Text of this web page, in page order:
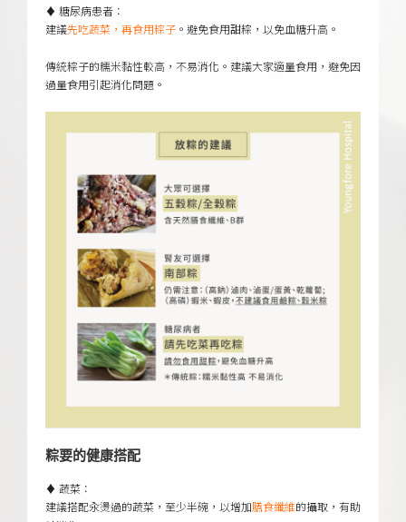
♦ 糖尿病患者：
建議先吃蔬菜，再食用粽子 。避免食用甜粽，以免血糖升高。
傳統粽子的糯米黏性較高，不易消化。建議大家適量食用，避免因
過量食用引起消化問題。
粽要的健康搭配
♦ 蔬菜：
建議搭配汆燙過的蔬菜，至少半碗，以增加膳食纖維的攝取，有助